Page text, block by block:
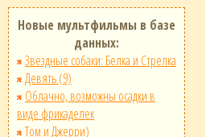
Новые мультфильмы в базе
данных:
Звёздные собаки: Белка и Стрелка
Девять (9)
Облачно, возможны осадки в
виде фрикаделек
Том и Джерри)